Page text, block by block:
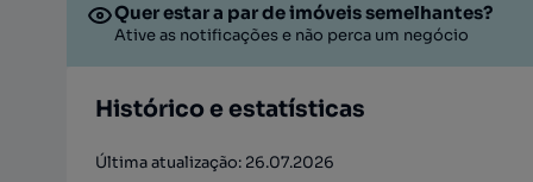
Quer estar a par de imóveis semelhantes?
Ative as notificações e não perca um negócio
Histórico e estatísticas
Última atualização: 26.07.2026